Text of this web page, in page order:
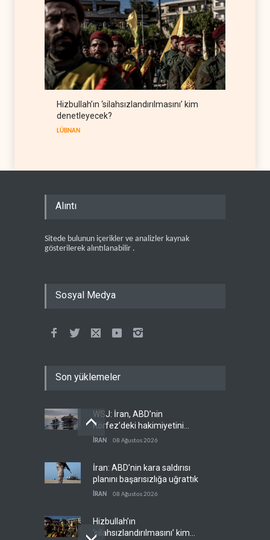
Hizbullah’ın ‘silahsızlandırılmasını’ kim
denetleyecek?
LÜBNAN
Alıntı
Sitede bulunun içerikler ve analizler kaynak
gösterilerek alıntılanabilir .
Sosyal Medya
Son yüklemeler
WSJ: İran, ABD’nin
Körfez’deki hakimiyetini
sona erdiriyor
İRAN 08 Ağustos 2026
İran: ABD’nin kara saldırısı
planını başarısızlığa uğrattık
İRAN 08 Ağustos 2026
Hizbullah’ın
‘silahsızlandırılmasını’ kim